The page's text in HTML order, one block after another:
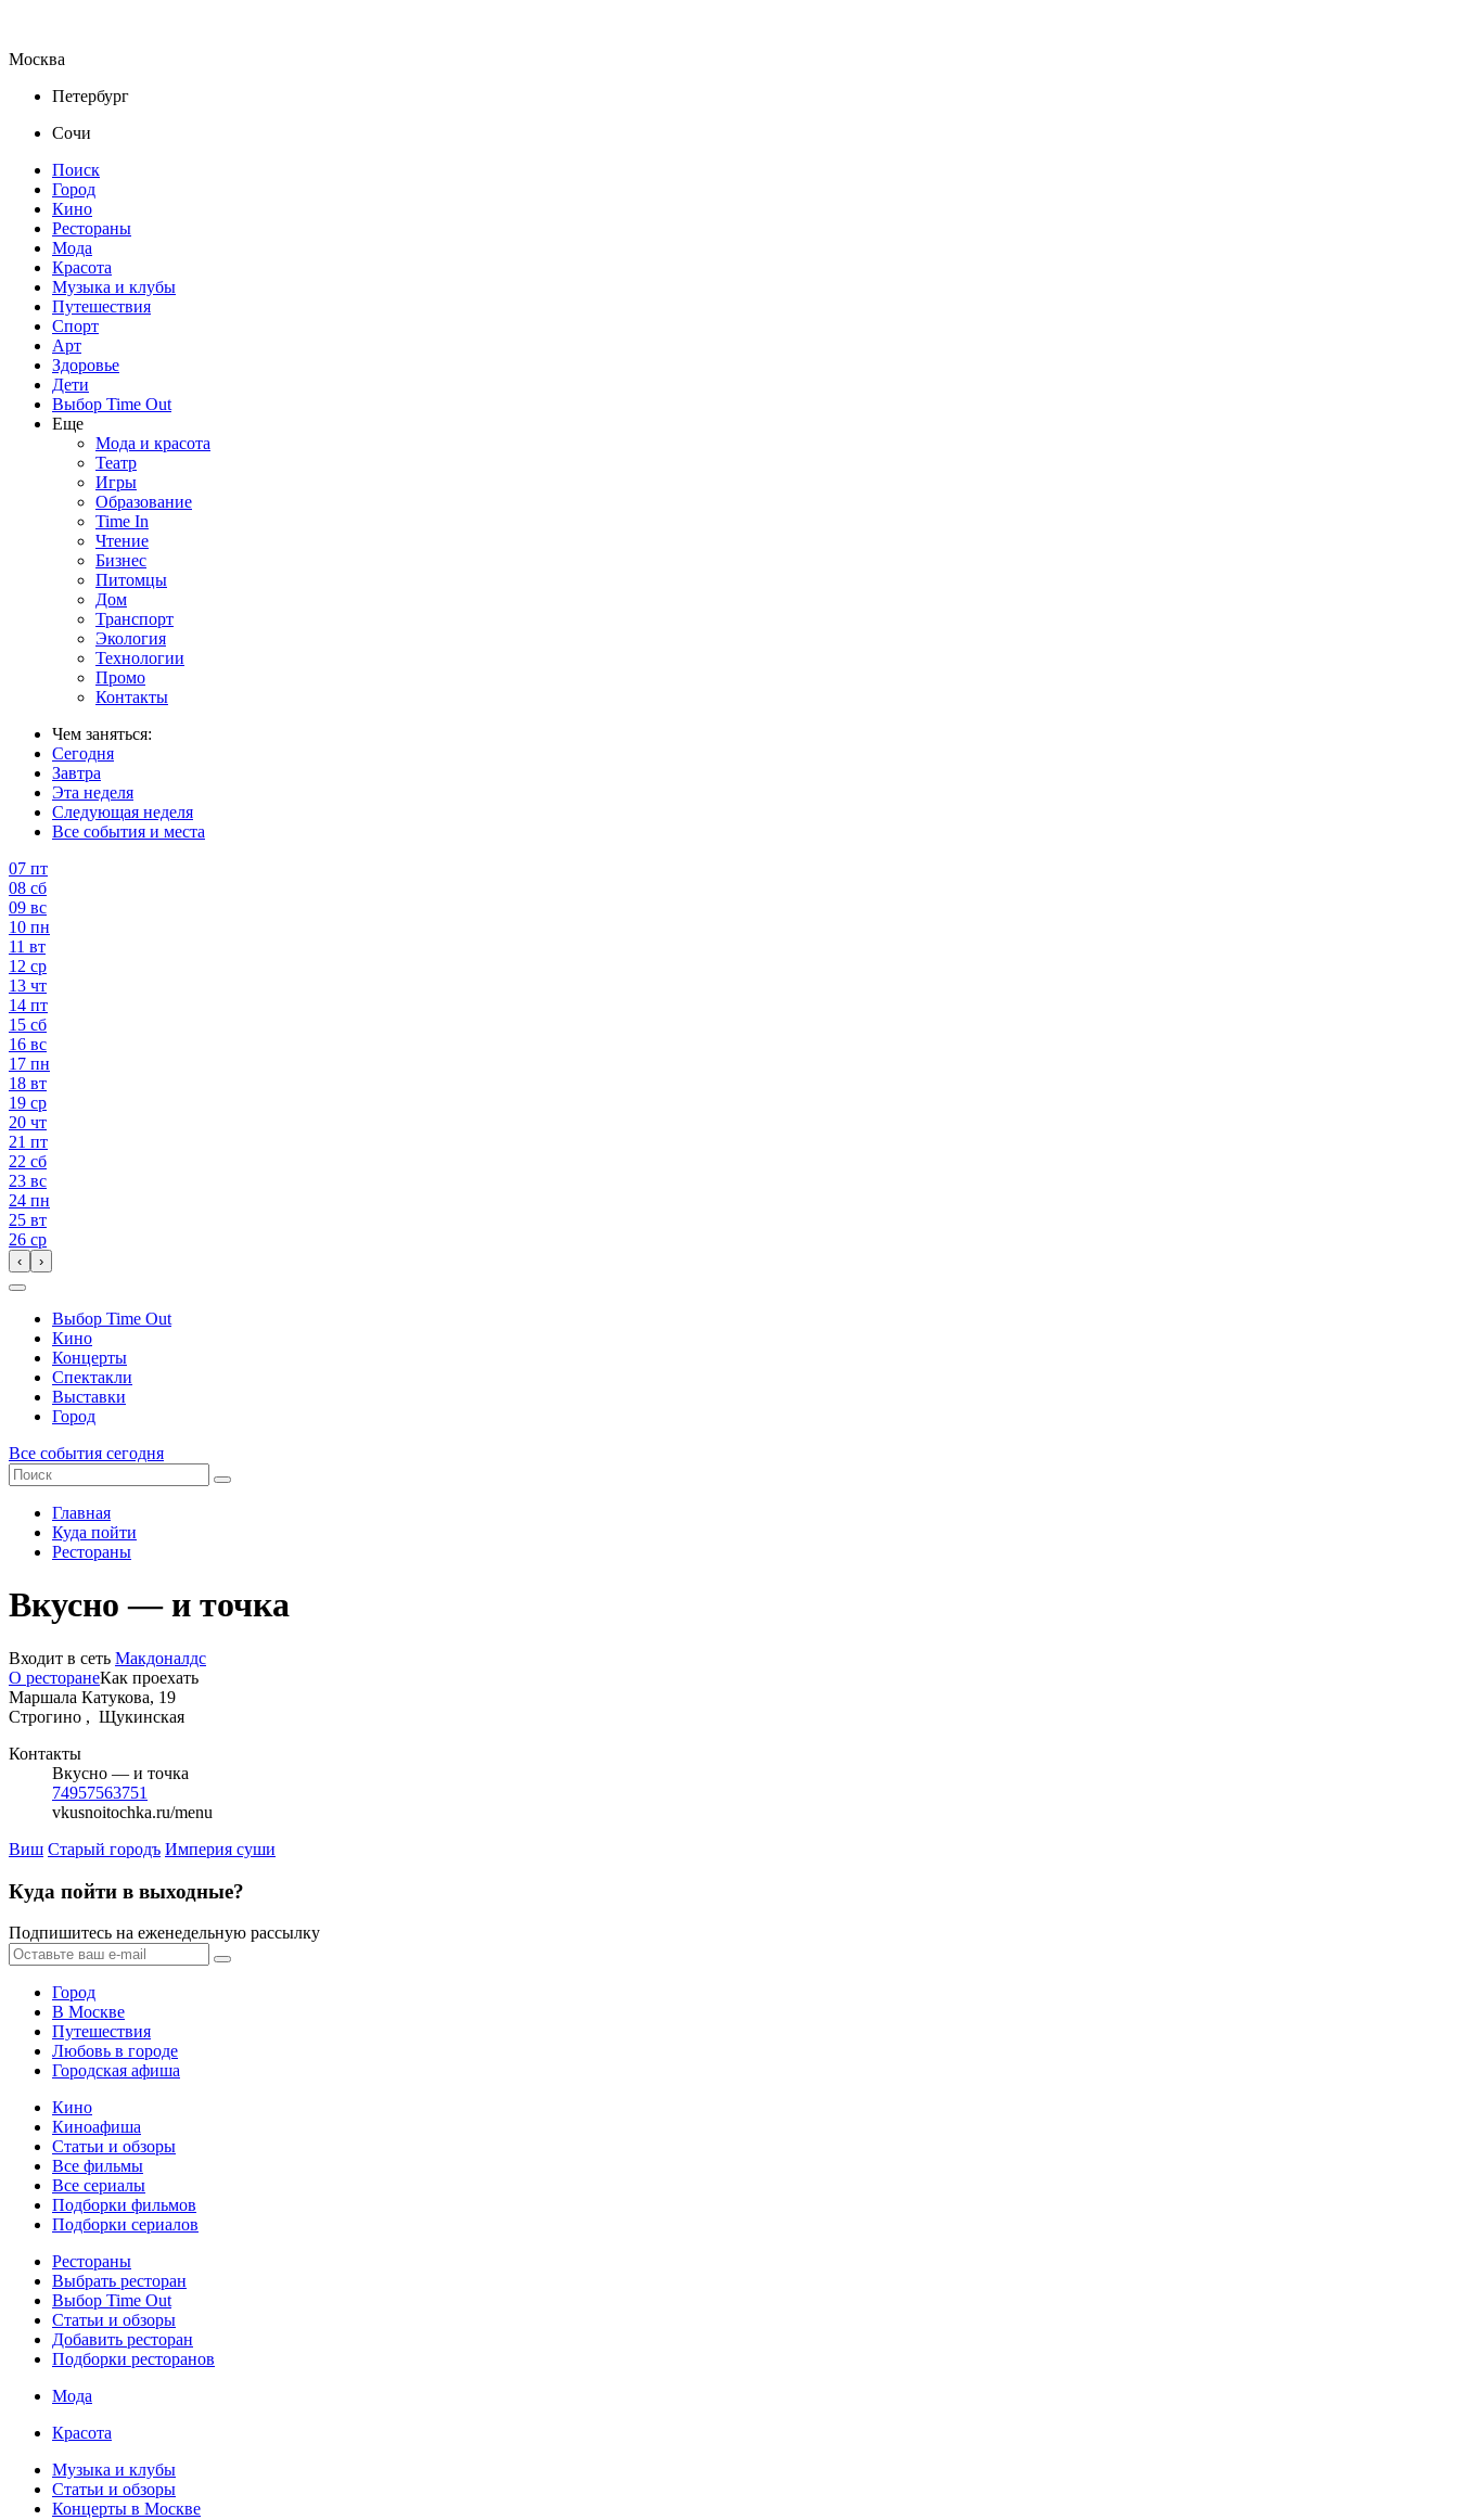
Москва
Петербург
Сочи
Поиск
Город
Кино
Рестораны
Мода
Красота
Музыка и клубы
Путешествия
Спорт
Арт
Здоровье
Дети
Выбор Time Out
Еще
Мода и красота
Театр
Игры
Образование
Time In
Чтение
Бизнес
Питомцы
Дом
Транспорт
Экология
Технологии
Промо
Контакты
Чем заняться:
Сегодня
Завтра
Эта неделя
Следующая неделя
Все события и места
07 пт
08 сб
09 вс
10 пн
11 вт
12 ср
13 чт
14 пт
15 сб
16 вс
17 пн
18 вт
19 ср
20 чт
21 пт
22 сб
23 вс
24 пн
25 вт
26 ср
‹ ›
Выбор Time Out
Кино
Концерты
Спектакли
Выставки
Город
Все события сегодня
Главная
Куда пойти
Рестораны
Вкусно — и точка
Входит в сеть Макдоналдс
О ресторанеКак проехать
Маршала Катукова, 19
Строгино , Щукинская
Контакты
Вкусно — и точка
74957563751
vkusnoitochka.ru/menu
Виш Старый городъ Империя суши
Куда пойти в выходные?
Подпишитесь на еженедельную рассылку
Город
В Москве
Путешествия
Любовь в городе
Городская афиша
Кино
Киноафиша
Статьи и обзоры
Все фильмы
Все сериалы
Подборки фильмов
Подборки сериалов
Рестораны
Выбрать ресторан
Выбор Time Out
Статьи и обзоры
Добавить ресторан
Подборки ресторанов
Мода
Красота
Музыка и клубы
Статьи и обзоры
Концерты в Москве